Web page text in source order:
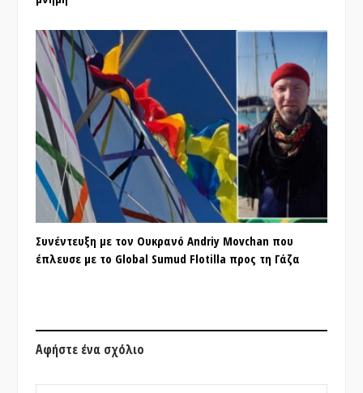
Συνέντευξη με τον Ουκρανό Andriy Movchan που
έπλευσε με το Global Sumud Flotilla προς τη Γάζα
Αφήστε ένα σχόλιο